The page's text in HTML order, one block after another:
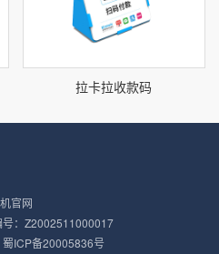
拉卡拉收款码
官网
号：Z2002511000017
蜀ICP备20005836号